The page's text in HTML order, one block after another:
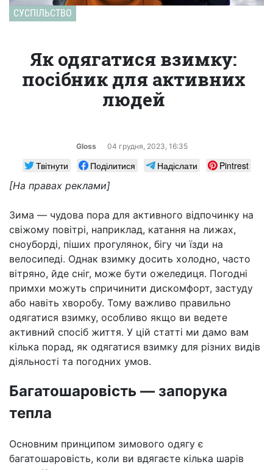
СУСПІЛЬСТВО
Як одягатися взимку:
посібник для активних
людей
Gloss 04 грудня, 2023, 16:35
Твітнути Поділитися Надіслати
Pintrest
[На правах реклами]
Зима — чудова пора для активного відпочинку на
свіжому повітрі, наприклад, катання на лижах,
сноуборді, піших прогулянок, бігу чи їзди на
велосипеді. Однак взимку досить холодно, часто
вітряно, йде сніг, може бути ожеледиця. Погодні
примхи можуть спричинити дискомфорт, застуду
або навіть хворобу. Тому важливо правильно
одягатися взимку, особливо якщо ви ведете
активний спосіб життя. У цій статті ми дамо вам
кілька порад, як одягатися взимку для різних видів
діяльності та погодних умов.
Багатошаровість — запорука
тепла
Основним принципом зимового одягу є
багатошаровість, коли ви вдягаєте кілька шарів